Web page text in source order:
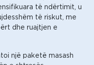
të ndërtimit, u
të riskut, me
dhe ruajtjen e
një paketë masash